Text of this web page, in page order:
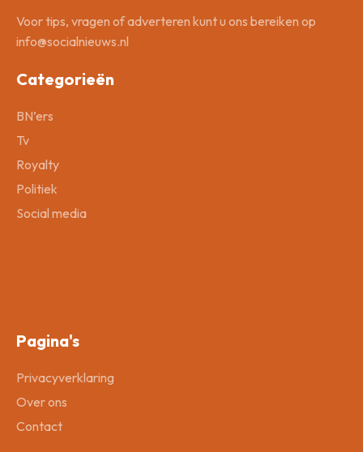
Voor tips, vragen of adverteren kunt u ons bereiken op
info@socialnieuws.nl
Categorieën
BN’ers
Tv
Royalty
Politiek
Social media
Pagina's
Privacyverklaring
Over ons
Contact